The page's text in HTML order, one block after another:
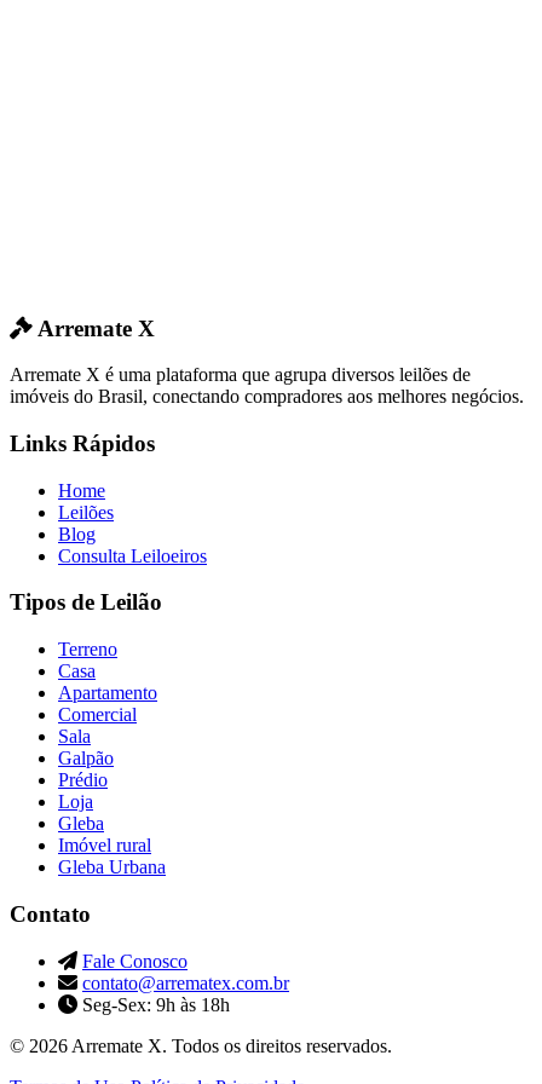
Arremate X
Arremate X é uma plataforma que agrupa diversos leilões de
imóveis do Brasil, conectando compradores aos melhores negócios.
Links Rápidos
Home
Leilões
Blog
Consulta Leiloeiros
Tipos de Leilão
Terreno
Casa
Apartamento
Comercial
Sala
Galpão
Prédio
Loja
Gleba
Imóvel rural
Gleba Urbana
Contato
Fale Conosco
contato@arrematex.com.br
Seg-Sex: 9h às 18h
© 2026 Arremate X. Todos os direitos reservados.